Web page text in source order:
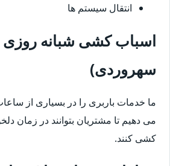
انتقال سیستم ها
اسباب کشی شبانه روزی
سهروردی)
ما خدمات باربری را در بسیاری از
می دهیم تا مشتریان بتوانند در زمان
کشی کنند.